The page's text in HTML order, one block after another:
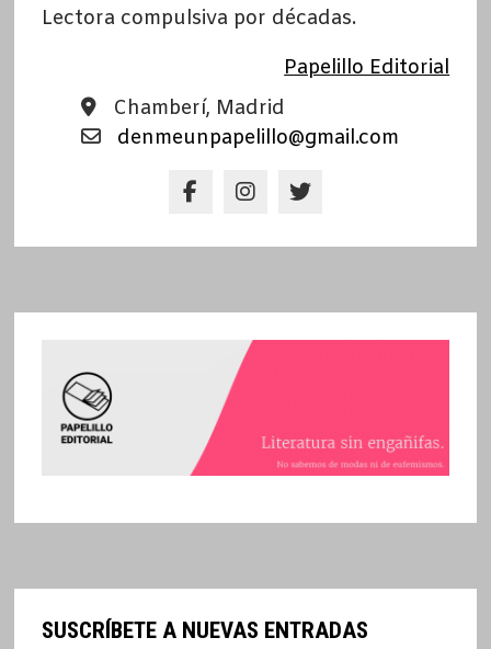
Lectora compulsiva por décadas.
Papelillo Editorial
Chamberí, Madrid
denmeunpapelillo@gmail.com
SUSCRÍBETE A NUEVAS ENTRADAS